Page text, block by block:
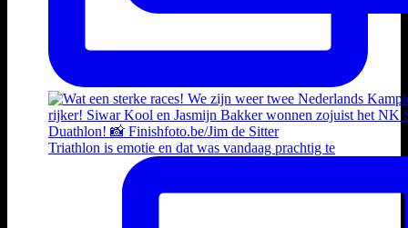
Triathlon is emotie en dat was vandaag prachtig te